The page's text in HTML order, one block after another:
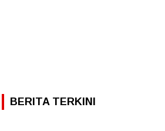
BERITA TERKINI